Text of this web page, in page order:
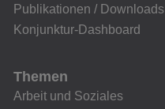
Publikationen / Downloads
Konjunktur-Dashboard
Themen
Arbeit und Soziales